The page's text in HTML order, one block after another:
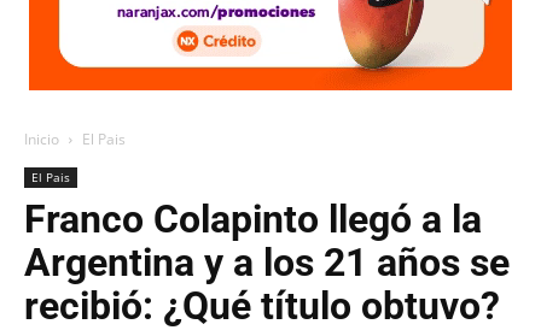
Inicio El Pais
El Pais
Franco Colapinto llegó a la
Argentina y a los 21 años se
recibió: ¿Qué título obtuvo?